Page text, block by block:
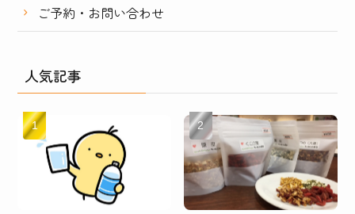
ご予約・お問い合わせ
人気記事